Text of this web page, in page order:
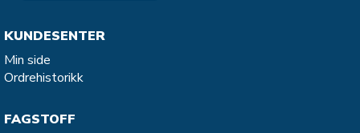
KUNDESENTER
Min side
Ordrehistorikk
FAGSTOFF